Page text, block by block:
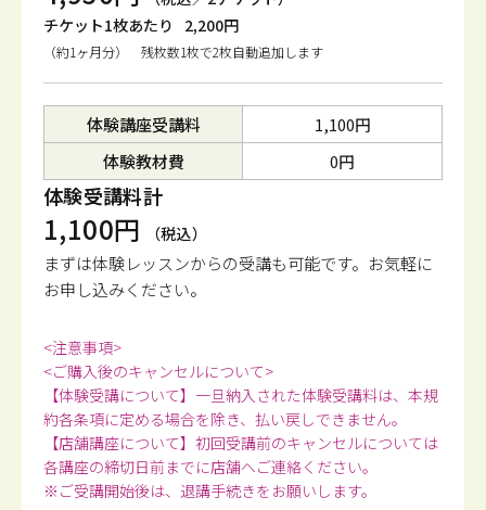
チケット1枚あたり
2,200円
（約1ヶ月分） 残枚数1枚で2枚自動追加します
体験講座受講料
1,100円
体験教材費
0円
体験受講料計
1,100円 （税込）
まずは体験レッスンからの受講も可能です。 お気軽に
お申し込みください。
<注意事項>
<ご購入後のキャンセルについて>
【体験受講について】一旦納入された体験受講料は、本規
約各条項に定める場合を除き、払い戻しできません。
【店舗講座について】初回受講前のキャンセルについては
各講座の締切日前までに店舗へご連絡ください。
※ご受講開始後は、退講手続きをお願いします。